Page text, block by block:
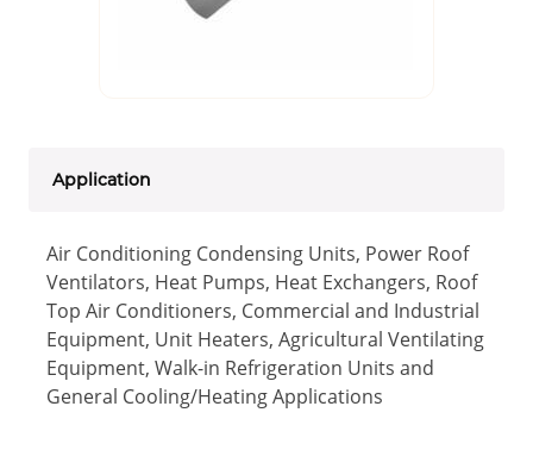
Application
Air Conditioning Condensing Units, Power Roof
Ventilators, Heat Pumps, Heat Exchangers, Roof
Top Air Conditioners, Commercial and Industrial
Equipment, Unit Heaters, Agricultural Ventilating
Equipment, Walk-in Refrigeration Units and
General Cooling/Heating Applications